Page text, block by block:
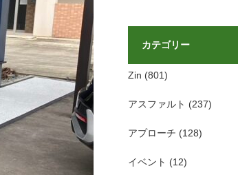
カテゴリー
Zin (801)
アスファルト (237)
アプローチ (128)
イベント (12)